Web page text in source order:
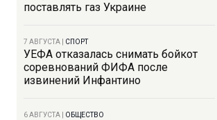
поставлять газ Украине
7 АВГУСТА СПОРТ
УЕФА отказалась снимать бойкот
соревнований ФИФА после
извинений Инфантино
6 АВГУСТА ОБЩЕСТВО